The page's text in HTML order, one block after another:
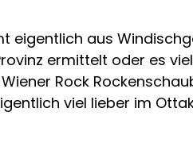
eigentlich aus
ermittelt oder es
Rock
viel lieber im